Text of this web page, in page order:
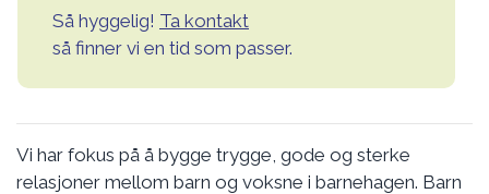
Så hyggelig! Ta kontakt
så finner vi en tid som passer.
Vi har fokus på å bygge trygge, gode og sterke
relasjoner mellom barn og voksne i barnehagen. Barn